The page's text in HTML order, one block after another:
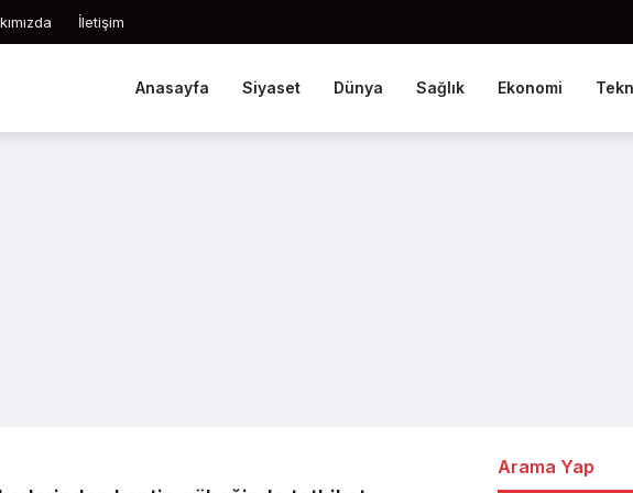
İletişim
Anasayfa Siyaset Dünya Sağlık Ekonomi
Arama Yap